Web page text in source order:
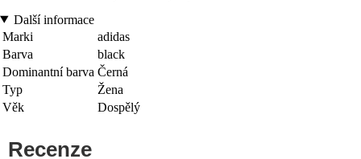
Další informace
Marki
adidas
Barva
black
Dominantní barva Černá
Typ
Žena
Věk
Dospělý